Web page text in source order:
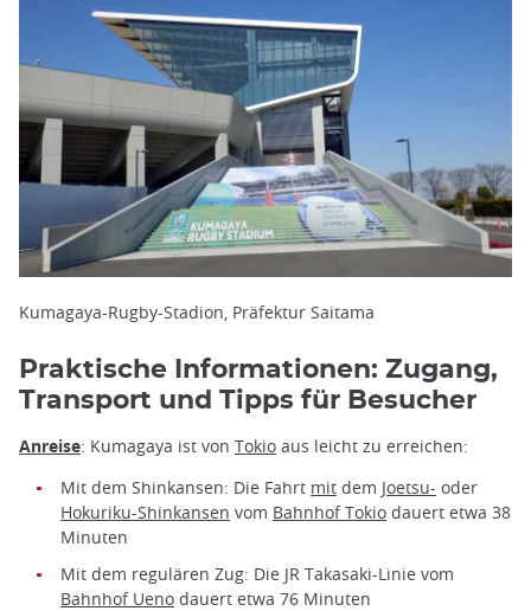
Kumagaya-Rugby-Stadion, Präfektur Saitama
Praktische Informationen: Zugang,
Transport und Tipps für Besucher
Anreise: Kumagaya ist von Tokio aus leicht zu erreichen:
Mit dem Shinkansen: Die Fahrt mit dem Joetsu- oder
Hokuriku-Shinkansen vom Bahnhof Tokio dauert etwa 38
Minuten
Mit dem regulären Zug: Die JR Takasaki-Linie vom
Bahnhof Ueno dauert etwa 76 Minuten